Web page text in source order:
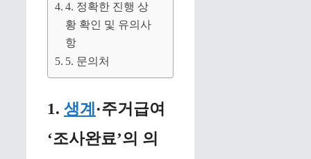
4. 정확한 진행 상
황 확인 및 유의사
항
5. 문의처
1. 생계 ·주거급여
‘조사완료’의 의